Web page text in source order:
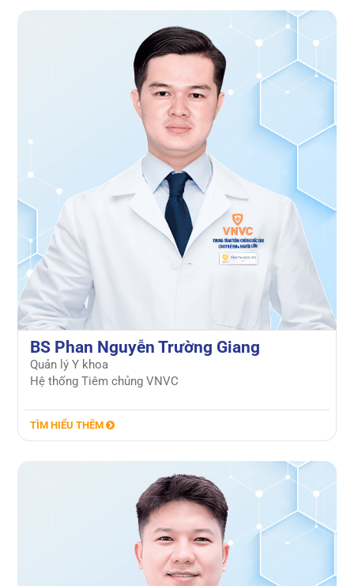
BS Phan Nguyễn Trường Giang
Quản lý Y khoa
Hệ thống Tiêm chủng VNVC
TÌM HIỂU THÊM